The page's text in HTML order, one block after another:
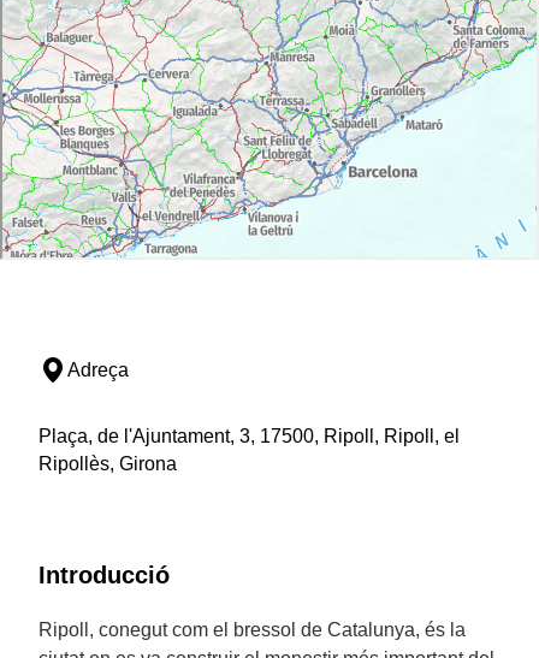
Adreça
Plaça, de l'Ajuntament, 3, 17500, Ripoll, Ripoll, el
Ripollès, Girona
Introducció
Ripoll, conegut com el bressol de Catalunya, és la